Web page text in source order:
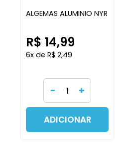
ALGEMAS ALUMINIO NYR
R$ 14,99
6x de R$ 2,49
- +
ADICIONAR